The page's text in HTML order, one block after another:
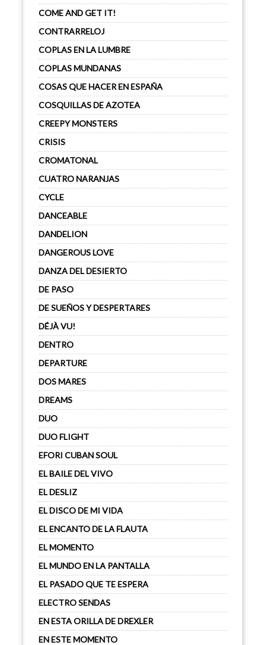
COME AND GET IT!
CONTRARRELOJ
COPLAS EN LA LUMBRE
COPLAS MUNDANAS
COSAS QUE HACER EN ESPAÑA
COSQUILLAS DE AZOTEA
CREEPY MONSTERS
CRISIS
CROMATONAL
CUATRO NARANJAS
CYCLE
DANCEABLE
DANDELION
DANGEROUS LOVE
DANZA DEL DESIERTO
DE PASO
DE SUEÑOS Y DESPERTARES
DÉJÀ VU!
DENTRO
DEPARTURE
DOS MARES
DREAMS
DUO
DUO FLIGHT
EFORI CUBAN SOUL
EL BAILE DEL VIVO
EL DESLIZ
EL DISCO DE MI VIDA
EL ENCANTO DE LA FLAUTA
EL MOMENTO
EL MUNDO EN LA PANTALLA
EL PASADO QUE TE ESPERA
ELECTRO SENDAS
EN ESTA ORILLA DE DREXLER
EN ESTE MOMENTO